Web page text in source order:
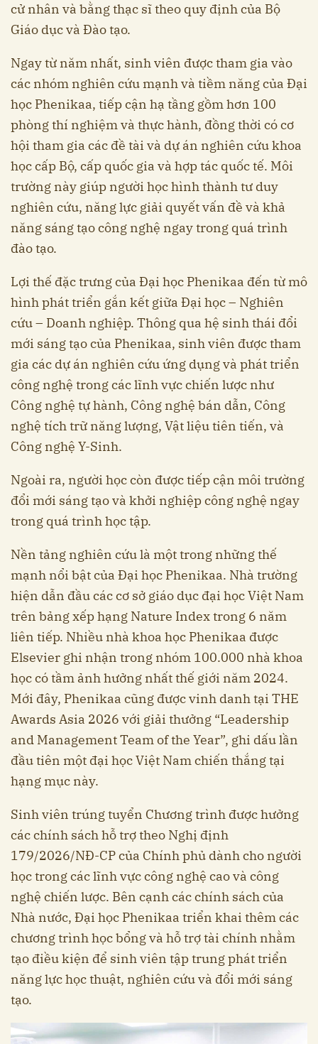
cử nhân và bằng thạc sĩ theo quy định của Bộ
Giáo dục và Đào tạo.
Ngay từ năm nhất, sinh viên được tham gia vào
các nhóm nghiên cứu mạnh và tiềm năng của Đại
học Phenikaa, tiếp cận hạ tầng gồm hơn 100
phòng thí nghiệm và thực hành, đồng thời có cơ
hội tham gia các đề tài và dự án nghiên cứu khoa
học cấp Bộ, cấp quốc gia và hợp tác quốc tế. Môi
trường này giúp người học hình thành tư duy
nghiên cứu, năng lực giải quyết vấn đề và khả
năng sáng tạo công nghệ ngay trong quá trình
đào tạo.
Lợi thế đặc trưng của Đại học Phenikaa đến từ mô
hình phát triển gắn kết giữa Đại học – Nghiên
cứu – Doanh nghiệp. Thông qua hệ sinh thái đổi
mới sáng tạo của Phenikaa, sinh viên được tham
gia các dự án nghiên cứu ứng dụng và phát triển
công nghệ trong các lĩnh vực chiến lược như
Công nghệ tự hành, Công nghệ bán dẫn, Công
nghệ tích trữ năng lượng, Vật liệu tiên tiến, và
Công nghệ Y-Sinh.
Ngoài ra, người học còn được tiếp cận môi trường
đổi mới sáng tạo và khởi nghiệp công nghệ ngay
trong quá trình học tập.
Nền tảng nghiên cứu là một trong những thế
mạnh nổi bật của Đại học Phenikaa. Nhà trường
hiện dẫn đầu các cơ sở giáo dục đại học Việt Nam
trên bảng xếp hạng Nature Index trong 6 năm
liên tiếp. Nhiều nhà khoa học Phenikaa được
Elsevier ghi nhận trong nhóm 100.000 nhà khoa
học có tầm ảnh hưởng nhất thế giới năm 2024.
Mới đây, Phenikaa cũng được vinh danh tại THE
Awards Asia 2026 với giải thưởng “Leadership
and Management Team of the Year”, ghi dấu lần
đầu tiên một đại học Việt Nam chiến thắng tại
hạng mục này.
Sinh viên trúng tuyển Chương trình được hưởng
các chính sách hỗ trợ theo Nghị định
179/2026/NĐ-CP của Chính phủ dành cho người
học trong các lĩnh vực công nghệ cao và công
nghệ chiến lược. Bên cạnh các chính sách của
Nhà nước, Đại học Phenikaa triển khai thêm các
chương trình học bổng và hỗ trợ tài chính nhằm
tạo điều kiện để sinh viên tập trung phát triển
năng lực học thuật, nghiên cứu và đổi mới sáng
tạo.